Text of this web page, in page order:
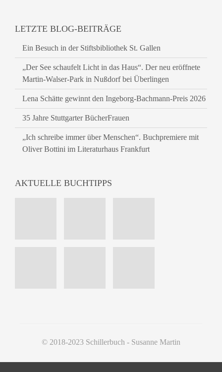
LETZTE BLOG-BEITRÄGE
Ein Besuch in der Stiftsbibliothek St. Gallen
„Der See schaufelt Licht in das Haus“. Der neu eröffnete
Martin-Walser-Park in Nußdorf bei Überlingen
Lena Schätte gewinnt den Ingeborg-Bachmann-Preis 2026
35 Jahre Stuttgarter BücherFrauen
„Ich schreibe immer über Menschen“. Buchpremiere mit
Oliver Bottini im Literaturhaus Frankfurt
AKTUELLE BUCHTIPPS
© 2018-2023 Schillerbuch - Susanne Martin